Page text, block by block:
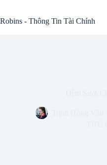
content
Robins - Thông Tin Tài Chính